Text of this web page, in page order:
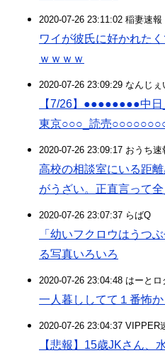
2020-07-26 23:11:02 稲妻速報
ワイが彼氏に好かれた
ｗｗｗｗ
2020-07-26 23:09:29 なんじ
【7/26】●●●●●●●●中
東京○○○_読売
2020-07-26 23:09:17 おうち速
高校の相談室にいる距
がうざい。正直言って全
2020-07-26 23:07:37 らばQ
「幼いフクロウはうつ
る写真いろいろ
2020-07-26 23:04:48 はーとロ
一人暮ししてて１番怖
2020-07-26 23:04:37 VIPPER
【悲報】15歳JKさん、